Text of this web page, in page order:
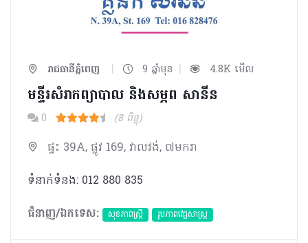
រាជធានីភ្នំពេញ | 9 ឆ្នាំមុន | 4.8K មើល
មន្ទីរសំរាកព្យាបាល និងសម្ភព សានីន
0 (8 ពិន្ទុ)
ផ្ទះ 39A, ផ្លូវ 169, វាលវង់, ៧មករា
ទំនាក់ទំនង: 012 880 835
ជំនាញ/ឯកទេស:
សុខភាពស្រ្តី ​រូបភាពវេជ្ជសាស្រ្ត